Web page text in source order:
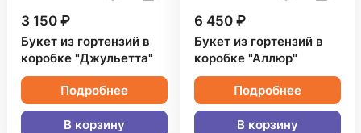
3 150 ₽
Букет из гортензий в
коробке "Джульетта"
Подробнее
В корзину
6 450 ₽
Букет из гортензий в
коробке "Аллюр"
Подробнее
В корзину